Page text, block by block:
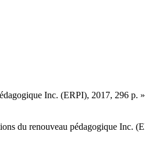
Inc. (ERPI), 2017, 296 p. »
du renouveau pédagogique Inc.